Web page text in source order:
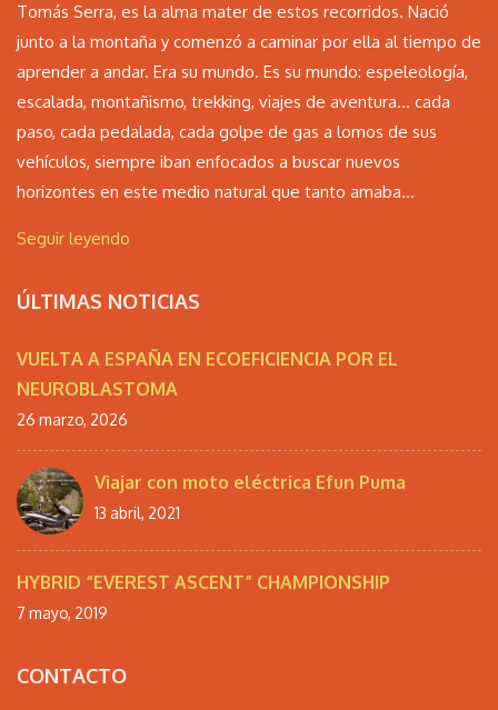
Tomás Serra, es la alma mater de estos recorridos. Nació
junto a la montaña y comenzó a caminar por ella al tiempo de
aprender a andar. Era su mundo. Es su mundo: espeleología,
escalada, montañismo, trekking, viajes de aventura… cada
paso, cada pedalada, cada golpe de gas a lomos de sus
vehículos, siempre iban enfocados a buscar nuevos
horizontes en este medio natural que tanto amaba...
Seguir leyendo
ÚLTIMAS NOTICIAS
VUELTA A ESPAÑA EN ECOEFICIENCIA POR EL
NEUROBLASTOMA
26 marzo, 2026
Viajar con moto eléctrica Efun Puma
13 abril, 2021
HYBRID “EVEREST ASCENT” CHAMPIONSHIP
7 mayo, 2019
CONTACTO